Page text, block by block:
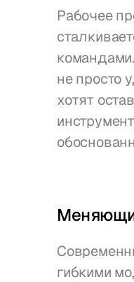
Рабочее
не просто
хотят
гибкими